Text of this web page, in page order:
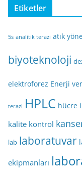
Etiketler
5s analitik terazi atık
biyoteknoloji
elektroforez Enerji
terazi HPLC hücre
kalite kontrol
lab laboratuvar
ekipmanları